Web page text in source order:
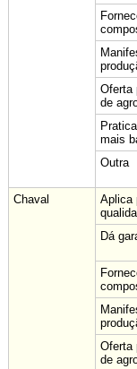
Oferta
de
mais
Outra
Chaval
Aplica
Dá
Oferta
de